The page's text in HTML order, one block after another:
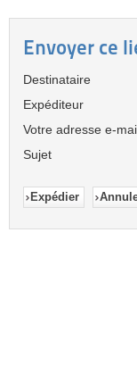
Envoyer ce
Destinataire
Expéditeur
Votre adresse e-
Sujet
Expédier